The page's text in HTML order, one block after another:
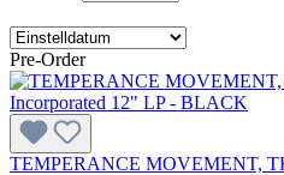
Pre-Order
TEMPERANCE MOVEMENT,